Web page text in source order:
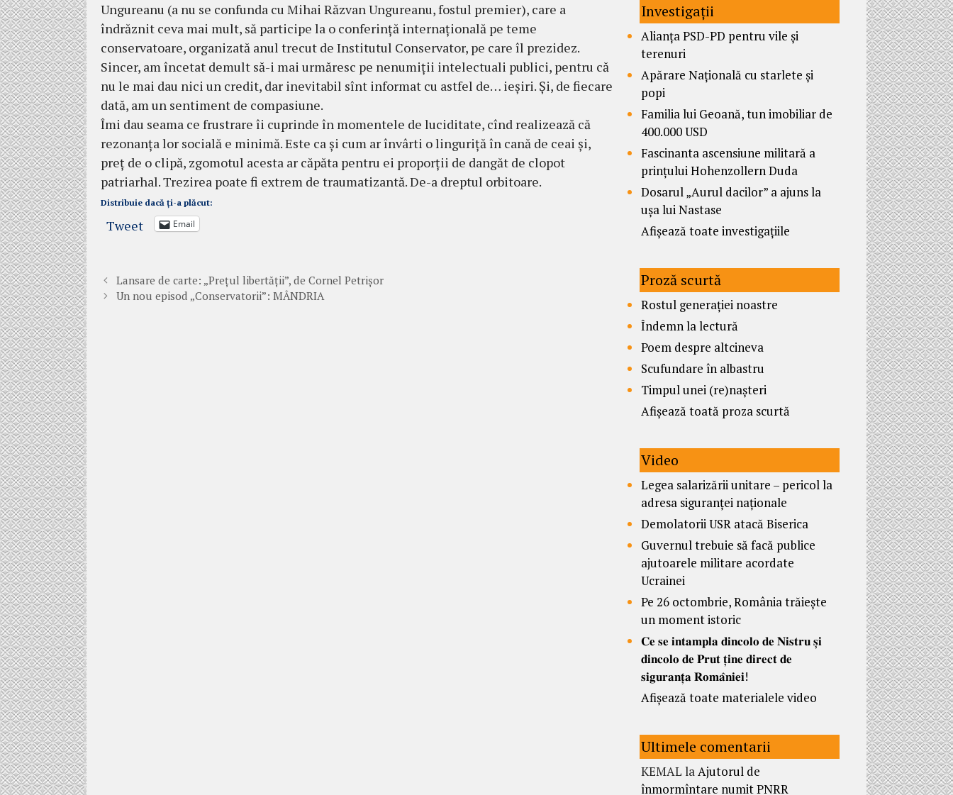
Ungureanu (a nu se confunda cu Mihai Răzvan Ungureanu, fostul premier), care a
îndrăznit ceva mai mult, să participe la o conferință internațională pe teme
conservatoare, organizată anul trecut de Institutul Conservator, pe care îl prezidez.
Sincer, am încetat demult să-i mai urmăresc pe nenumiții intelectuali publici, pentru că
nu le mai dau nici un credit, dar inevitabil sînt informat cu astfel de… ieșiri. Și, de fiecare
dată, am un sentiment de compasiune.
Îmi dau seama ce frustrare îi cuprinde în momentele de luciditate, cînd realizează că
rezonanța lor socială e minimă. Este ca și cum ar învârti o linguriță în cană de ceai și,
preț de o clipă, zgomotul acesta ar căpăta pentru ei proporții de dangăt de clopot
patriarhal. Trezirea poate fi extrem de traumatizantă. De-a dreptul orbitoare.
Distribuie dacă ți-a plăcut:
Tweet Email
Lansare de carte: „Prețul libertății”, de Cornel Petrișor
Un nou episod „Conservatorii”: MÂNDRIA
Investigații
Alianța PSD-PD pentru vile și
terenuri
Apărare Națională cu starlete și
popi
Familia lui Geoană, tun imobiliar de
400.000 USD
Fascinanta ascensiune militară a
prințului Hohenzollern Duda
Dosarul „Aurul dacilor” a ajuns la
ușa lui Nastase
Afișează toate investigațiile
Proză scurtă
Rostul generației noastre
Îndemn la lectură
Poem despre altcineva
Scufundare în albastru
Timpul unei (re)nașteri
Afișează toată proza scurtă
Video
Legea salarizării unitare – pericol la
adresa siguranței naționale
Demolatorii USR atacă Biserica
Guvernul trebuie să facă publice
ajutoarele militare acordate
Ucrainei
Pe 26 octombrie, România trăiește
un moment istoric
𝐂𝐞 𝐬𝐞 𝐢𝐧𝐭𝐚𝐦𝐩𝐥𝐚 𝐝𝐢𝐧𝐜𝐨𝐥𝐨 𝐝𝐞 𝐍𝐢𝐬𝐭𝐫𝐮 𝐬̦𝐢
𝐝𝐢𝐧𝐜𝐨𝐥𝐨 𝐝𝐞 𝐏𝐫𝐮𝐭 𝐭̦𝐢𝐧𝐞 𝐝𝐢𝐫𝐞𝐜𝐭 𝐝𝐞
𝐬𝐢𝐠𝐮𝐫𝐚𝐧𝐭̦𝐚 𝐑𝐨𝐦𝐚̂𝐧𝐢𝐞𝐢!
Afișează toate materialele video
Ultimele comentarii
KEMAL laAjutorul de
înmormîntare numit PNRR